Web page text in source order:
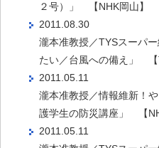
２号）」 【NHK岡山】
2011.08.30
瀧本准教授／TYSスーパ
たい／台風への備え」 【
2011.05.11
瀧本准教授／情報維新！
護学生の防災講座」 【
2011.05.11